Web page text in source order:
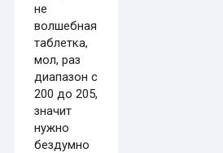
не
волшебная
таблетка,
мол, раз
диапазон с
200 до 205,
значит
нужно
бездумно